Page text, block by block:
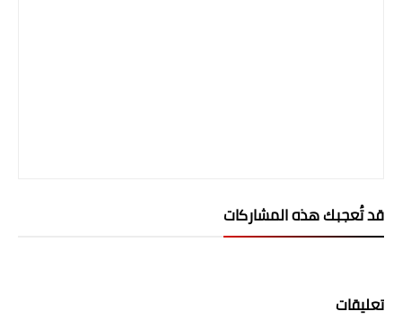
قد تُعجبك هذه المشاركات
تعليقات